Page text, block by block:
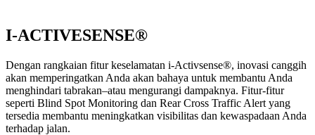
I-ACTIVESENSE®
Dengan rangkaian fitur keselamatan i-Activsense®, inovasi canggih
akan memperingatkan Anda akan bahaya untuk membantu Anda
menghindari tabrakan–atau mengurangi dampaknya. Fitur-fitur
seperti Blind Spot Monitoring dan Rear Cross Traffic Alert yang
tersedia membantu meningkatkan visibilitas dan kewaspadaan Anda
terhadap jalan.